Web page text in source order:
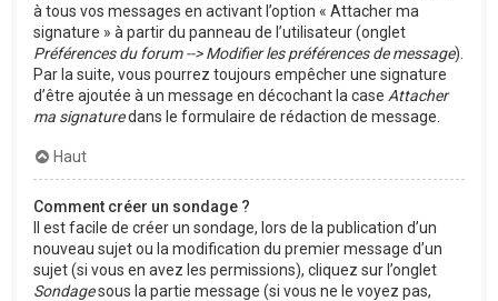
à tous vos messages en activant l’option « Attacher ma
signature » à partir du panneau de l’utilisateur (onglet
Préférences du forum --> Modifier les préférences de message).
Par la suite, vous pourrez toujours empêcher une signature
d’être ajoutée à un message en décochant la case Attacher
ma signaturedans le formulaire de rédaction de message.
Haut
Comment créer un sondage ?
Il est facile de créer un sondage, lors de la publication d’un
nouveau sujet ou la modification du premier message d’un
sujet (si vous en avez les permissions), cliquez sur l’onglet
Sondagesous la partie message (si vous ne le voyez pas,